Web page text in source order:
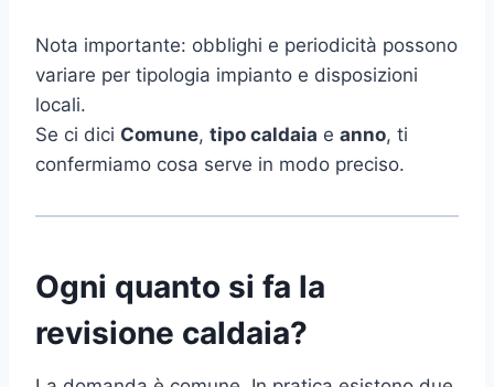
Nota importante: obblighi e periodicità possono
variare per tipologia impianto e disposizioni
locali.
Se ci dici Comune, tipo caldaia e anno, ti
confermiamo cosa serve in modo preciso.
Ogni quanto si fa la
revisione caldaia?